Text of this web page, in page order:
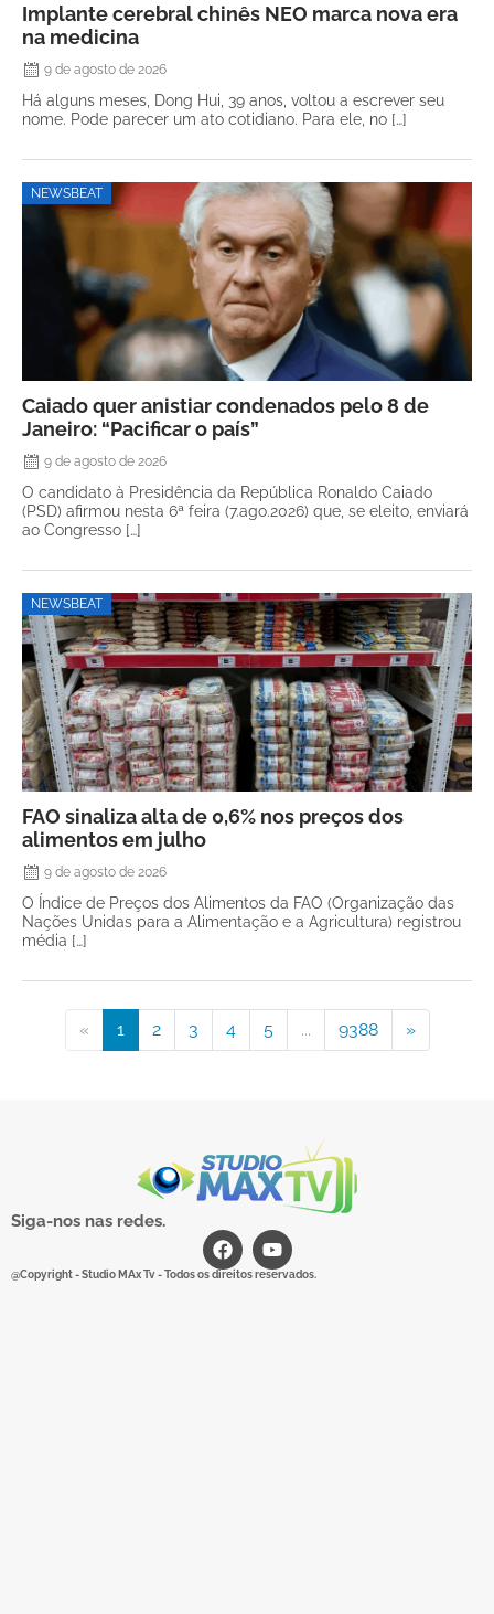
Implante cerebral chinês NEO marca nova era
na medicina
9 de agosto de 2026
Há alguns meses, Dong Hui, 39 anos, voltou a escrever seu
nome. Pode parecer um ato cotidiano. Para ele, no […]
NEWSBEAT
Caiado quer anistiar condenados pelo 8 de
Janeiro: “Pacificar o país”
9 de agosto de 2026
O candidato à Presidência da República Ronaldo Caiado
(PSD) afirmou nesta 6ª feira (7.ago.2026) que, se eleito, enviará
ao Congresso […]
NEWSBEAT
FAO sinaliza alta de 0,6% nos preços dos
alimentos em julho
9 de agosto de 2026
O Índice de Preços dos Alimentos da FAO (Organização das
Nações Unidas para a Alimentação e a Agricultura) registrou
média […]
« 1 2 3 4 5 ... 9388 »
Siga-nos nas redes.
@Copyright - Studio MAx Tv - Todos os direitos reservados.